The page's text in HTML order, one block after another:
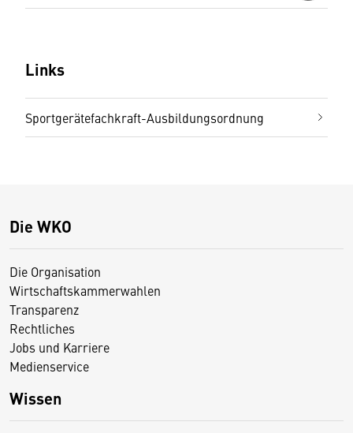
Links
Sportgerätefachkraft-Ausbildungsordnung
Die WKO
Die Organisation
Wirtschaftskammerwahlen
Transparenz
Rechtliches
Jobs und Karriere
Medienservice
Wissen